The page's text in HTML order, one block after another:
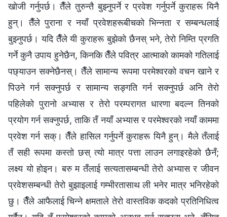
खोजी गर्नुपर्छ। तैँले तुरुन्तै बुझ्नुपर्ने र प्रवेश गर्नुपर्ने कुराहरू यिनै
हुन्। तैँले पुराना र नयाँ प्रवेशहरूबीचको भिन्‍नता र सम्बन्धलाई
बुझ्नुपर्छ। यदि तैँले यी कुराहरू बुझेको छैनस् भने, तेरो निम्ति प्रगति
गर्ने कुनै उपाय हुनेछैन, किनकि तैँले पवित्र आत्माको कामको गतिलाई
पछ्याउन सक्‍नेछैनस्। तैँले सामान्य रूपमा परमेश्‍वरको वचन खाने र
पिउने गर्न सक्‍नुपर्छ र सामान्य सङ्गति गर्न सक्‍नुपर्छ अनि तेरो
पहिलेको पुरानो अभ्यास र तेरो परम्परागत धारणा बदल्न तिनको
प्रयोग गर्न सक्‍नुपर्छ, ताकि तँ नयाँ अभ्यास र परमेश्‍वरको नयाँ काममा
प्रवेश गर्न सक्। तैँले हासिल गर्नुपर्ने कुराहरू यिनै हुन्। मैले तँलाई
तँ सही रूपमा कस्तो छस् त्यो मात्र पत्ता लाउन लगाइरहेको छैनँ;
लक्ष्य यो होइन। बरु म तँलाई सत्यतासम्‍बन्धी तेरो अभ्यास र जीवन
प्रवेशसम्‍बन्धी तेरो बुझाइलाई गम्भीरतासाथ ली भनेर मात्र भनिरहेको
छु। तैँले आफैलाई चिन्‍ने क्षमताले तेरो वास्तविक कदको प्रतिनिधित्व